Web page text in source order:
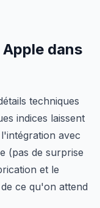
dans
techniques
indices laissent
avec
(pas de surprise
et le
ce qu'on attend